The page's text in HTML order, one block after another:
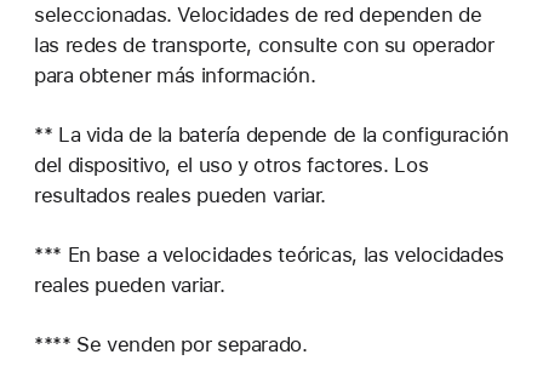
seleccionadas. Velocidades de red dependen de
las redes de transporte, consulte con su operador
para obtener más información.
** La vida de la batería depende de la configuración
del dispositivo, el uso y otros factores. Los
resultados reales pueden variar.
*** En base a velocidades teóricas, las velocidades
reales pueden variar.
**** Se venden por separado.